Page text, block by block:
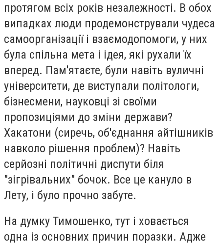
протягом всіх років незалежності. В обох
випадках люди продемонстрували чудеса
самоорганізації і взаємодопомоги, у них
була спільна мета і ідея, які рухали їх
вперед. Пам'ятаєте, були навіть вуличні
університети, де виступали політологи,
бізнесмени, науковці зі своїми
пропозиціями до зміни держави?
Хакатони (сиречь, об'єднання айтішників
навколо рішення проблем)? Навіть
серйозні політичні диспути біля
"зігрівальних" бочок. Все це кануло в
Лету, і було прочно забуте.
На думку Тимошенко, тут і ховається
одна із основних причин поразки. Адже